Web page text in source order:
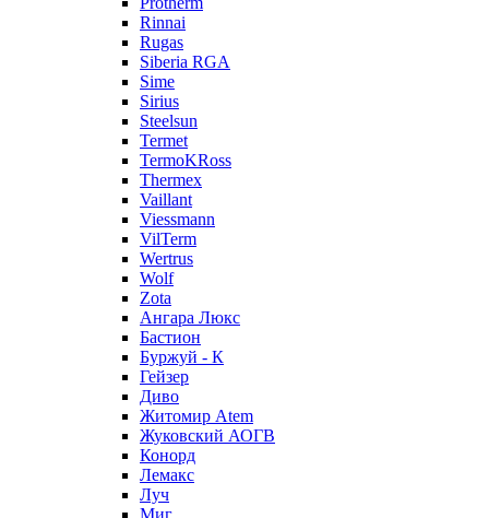
Rinnai
Rugas
Siberia RGA
Sime
Sirius
Steelsun
Termet
TermoKRoss
Thermex
Vaillant
Viessmann
VilTerm
Wertrus
Wolf
Zota
Ангара Люкс
Бастион
Буржуй - К
Гейзер
Диво
Житомир Аtem
Жуковский АОГВ
Конорд
Лемакс
Луч
Миг